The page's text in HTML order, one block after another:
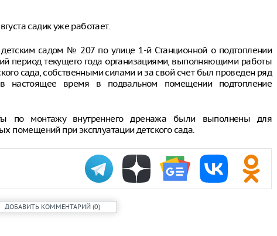
садик уже работает.
садом № 207 по улице 1-й Станционной о подтоплении
период текущего года организациями, выполняющими работы
сада, собственными силами и за свой счет был проведен ряд
настоящее время в подвальном помещении подтопление
по монтажу внутреннего дренажа были выполнены для
помещений при эксплуатации детского сада.
ДОБАВИТЬ КОММЕНТАРИЙ (0)